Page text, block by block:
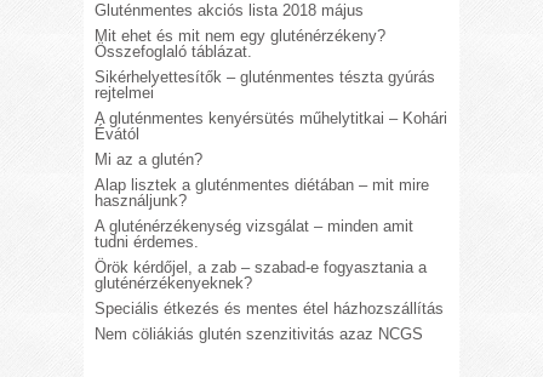
Gluténmentes akciós lista 2018 május
Mit ehet és mit nem egy gluténérzékeny?
Összefoglaló táblázat.
Sikérhelyettesítők – gluténmentes tészta gyúrás
rejtelmei
A gluténmentes kenyérsütés műhelytitkai – Kohári
Évától
Mi az a glutén?
Alap lisztek a gluténmentes diétában – mit mire
használjunk?
A gluténérzékenység vizsgálat – minden amit
tudni érdemes.
Örök kérdőjel, a zab – szabad-e fogyasztania a
gluténérzékenyeknek?
Speciális étkezés és mentes étel házhozszállítás
Nem cöliákiás glutén szenzitivitás azaz NCGS